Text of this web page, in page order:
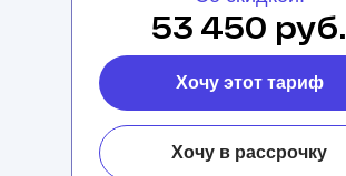
53 450 руб.
Хочу этот тариф
Хочу в рассрочку